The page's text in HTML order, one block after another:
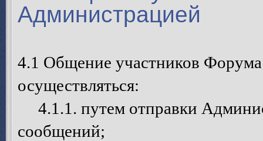
Администрацией
4.1 Общение участников
осуществляться:
4.1.1. путем отправки
сообщений;